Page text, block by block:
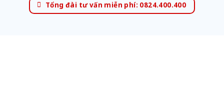
Tổng đài tư vấn miễn phí: 0824.400.400